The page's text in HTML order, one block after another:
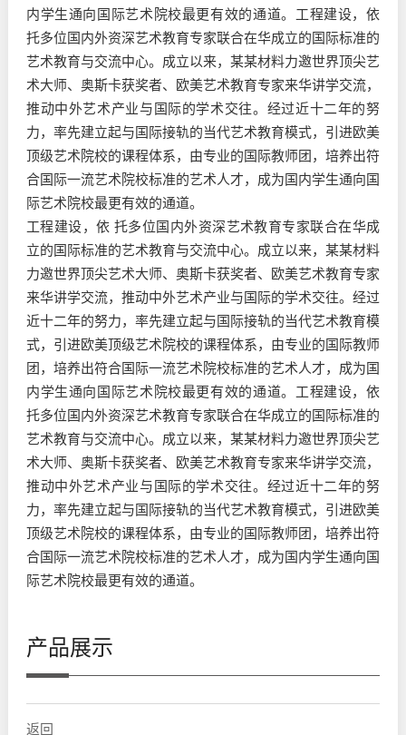
内学生通向国际艺术院校最更有效的通道。工程建设，依
托多位国内外资深艺术教育专家联合在华成立的国际标准的
艺术教育与交流中心。成立以来，某某材料力邀世界顶尖艺
术大师、奥斯卡获奖者、欧美艺术教育专家来华讲学交流，
推动中外艺术产业与国际的学术交往。经过近十二年的努
力，率先建立起与国际接轨的当代艺术教育模式，引进欧美
顶级艺术院校的课程体系，由专业的国际教师团，培养出符
合国际一流艺术院校标准的艺术人才，成为国内学生通向国
际艺术院校最更有效的通道。
工程建设，依 托多位国内外资深艺术教育专家联合在华成
立的国际标准的艺术教育与交流中心。成立以来，某某材料
力邀世界顶尖艺术大师、奥斯卡获奖者、欧美艺术教育专家
来华讲学交流，推动中外艺术产业与国际的学术交往。经过
近十二年的努力，率先建立起与国际接轨的当代艺术教育模
式，引进欧美顶级艺术院校的课程体系，由专业的国际教师
团，培养出符合国际一流艺术院校标准的艺术人才，成为国
内学生通向国际艺术院校最更有效的通道。工程建设，依
托多位国内外资深艺术教育专家联合在华成立的国际标准的
艺术教育与交流中心。成立以来，某某材料力邀世界顶尖艺
术大师、奥斯卡获奖者、欧美艺术教育专家来华讲学交流，
推动中外艺术产业与国际的学术交往。经过近十二年的努
力，率先建立起与国际接轨的当代艺术教育模式，引进欧美
顶级艺术院校的课程体系，由专业的国际教师团，培养出符
合国际一流艺术院校标准的艺术人才，成为国内学生通向国
际艺术院校最更有效的通道。
产品展示
返回